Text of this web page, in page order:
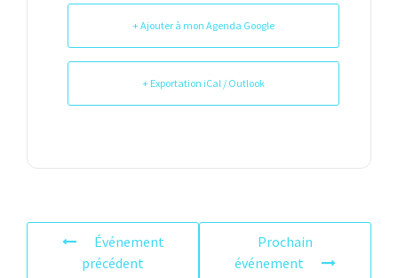
+ Ajouter à mon Agenda Google
+ Exportation iCal / Outlook
Événement
précédent
Prochain
événement